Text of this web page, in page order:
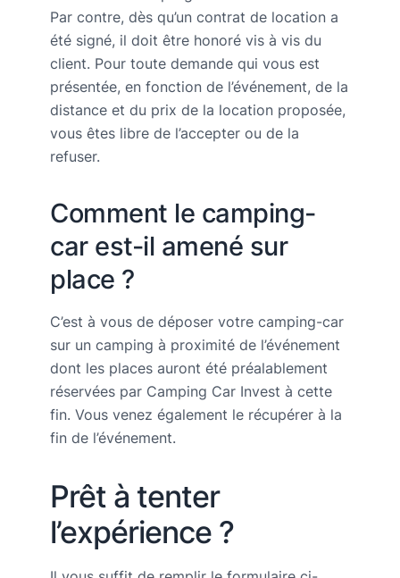
Par contre, dès qu’un contrat de location a
été signé, il doit être honoré vis à vis du
client. Pour toute demande qui vous est
présentée, en fonction de l’événement, de la
distance et du prix de la location proposée,
vous êtes libre de l’accepter ou de la
refuser.
Comment le camping-
car est-il amené sur
place ?
C’est à vous de déposer votre camping-car
sur un camping à proximité de l’événement
dont les places auront été préalablement
réservées par Camping Car Invest à cette
fin. Vous venez également le récupérer à la
fin de l’événement.
Prêt à tenter
l’expérience ?